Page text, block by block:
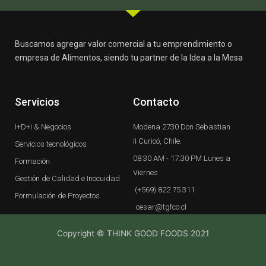
Buscamos agregar valor comercial a tu emprendimiento o
empresa de Alimentos, siendo tu partner de la Idea a la Mesa
Servicios
I+D+i & Negocios
Servicios tecnológicos
Formación
Gestión de Calidad e Inocuidad
Formulación de Proyectos
Contacto
Modena 2730 Don Sebastian
II Curicó, Chile.
08:30 AM - 17.30 PM Lunes a
Viernes
(+569) 822 75 311
cesar@tgfco.cl
Copyright © THINK GOOD FOODS 2021